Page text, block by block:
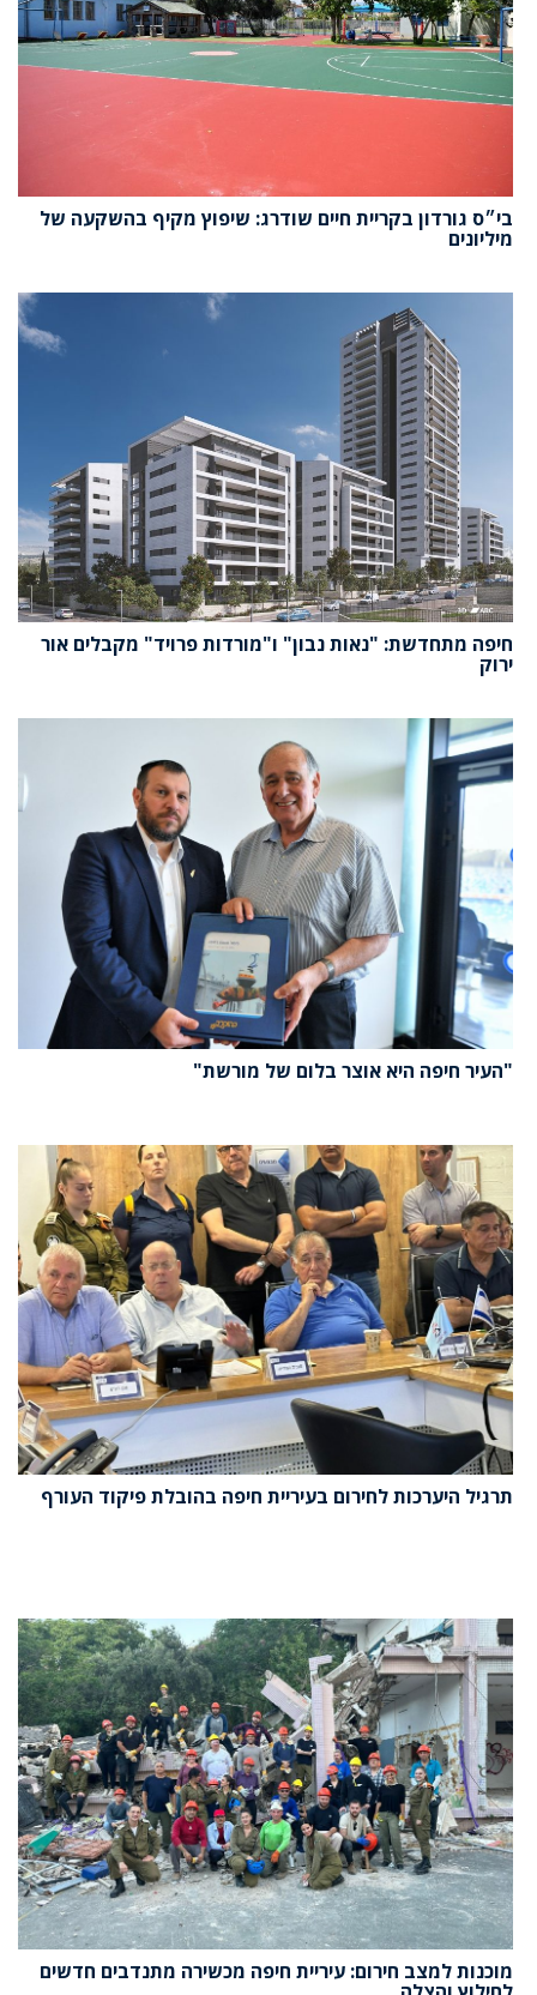
בי״ס גורדון בקריית חיים שודרג: שיפוץ מקיף בהשקעה של
מיליונים
חיפה מתחדשת: "נאות נבון" ו"מורדות פרויד" מקבלים אור
ירוק
"העיר חיפה היא אוצר בלום של מורשת"
תרגיל היערכות לחירום בעיריית חיפה בהובלת פיקוד העורף
מוכנות למצב חירום: עיריית חיפה מכשירה מתנדבים חדשים